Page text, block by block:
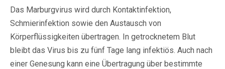
Das Marburgvirus wird durch Kontaktinfektion,
Schmierinfektion sowie den Austausch von
Körperflüssigkeiten übertragen. In getrocknetem Blut
bleibt das Virus bis zu fünf Tage lang infektiös. Auch nach
einer Genesung kann eine Übertragung über bestimmte